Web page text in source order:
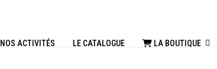
NOS ACTIVITÉS LE CATALOGUE LA BOUTIQUE